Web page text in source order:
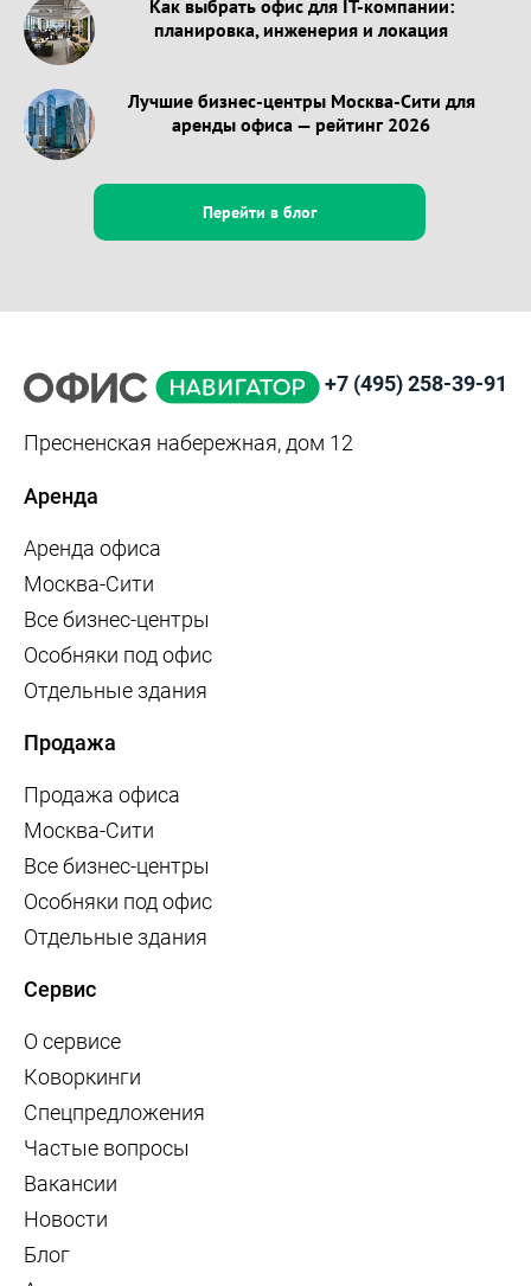
Как выбрать офис для IT-компании:
планировка, инженерия и локация
Лучшие бизнес-центры Москва-Сити для
аренды офиса — рейтинг 2026
Перейти в блог
+7 (495) 258-39-91
Пресненская набережная, дом 12
Аренда
Аренда офиса
Москва-Сити
Все бизнес-центры
Особняки под офис
Отдельные здания
Продажа
Продажа офиса
Москва-Сити
Все бизнес-центры
Особняки под офис
Отдельные здания
Сервис
О сервисе
Коворкинги
Спецпредложения
Частые вопросы
Вакансии
Новости
Блог